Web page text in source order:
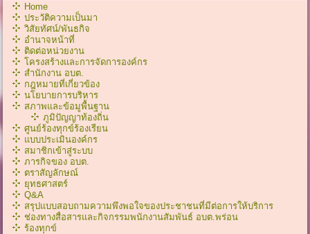
Home
ประวัติความเป็นมา
วิสัยทัศน์/พันธกิจ
อำนาจหน้าที่
ติดต่อหน่วยงาน
โครงสร้างและการจัดการองค์กร
สำนักงาน อบต.
กฎหมายที่เกี่ยวข้อง
นโยบายการบริหาร
สภาพและข้อมูพื้นฐาน
ภูมิปัญญาท้องถิ่น
ศูนย์ร้องทุกข์ร้องเรียน
แบบประเมินองค์กร
สมาชิกเข้าสู่ระบบ
ภารกิจของ อบต.
ตราสัญลักษณ์
ยุทธศาสตร์
Q&A
สรุปแบบสอบถามความพึงพอใจของประชาชนที่มีต่อการให้บริการ
ช่องทางสื่อสารและกิจกรรมพนักงานสัมพันธ์ อบต.พร่อน
ร้องทุกข์